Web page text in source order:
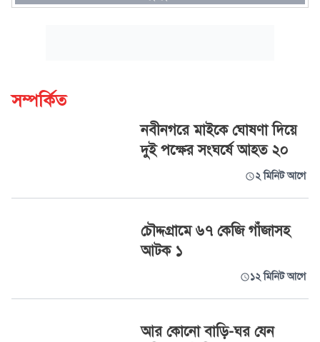
সম্পর্কিত
নবীনগরে মাইকে ঘোষণা দিয়ে
দুই পক্ষের সংঘর্ষে আহত ২০
২ মিনিট আগে
চৌদ্দগ্রামে ৬৭ কেজি গাঁজাসহ
আটক ১
১২ মিনিট আগে
আর কোনো বাড়ি-ঘর যেন